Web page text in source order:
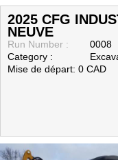
2025 CFG
NEUVE
Run Number :
0008
Category :
Mise de départ: 0 CAD